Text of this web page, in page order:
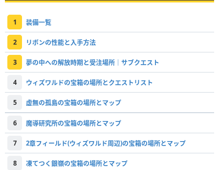
1 装備一覧
2 リボンの性能と入手方法
3 夢の中への解放時期と受注場所｜サブクエスト
4 ウィズワルドの宝箱の場所とクエストリスト
5 虚無の孤島の宝箱の場所とマップ
6 魔導研究所の宝箱の場所とマップ
7 2章フィールド(ウィズワルド周辺)の宝箱の場所とマップ
8 凍てつく銀嶺の宝箱の場所とマップ